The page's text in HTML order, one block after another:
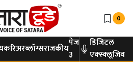
0
करिअरब्लॉग्सराजकीयपेज
३
डिजिटल
एक्स्क्लूजिव